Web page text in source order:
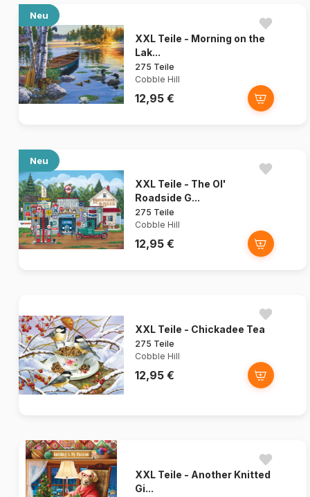
Neu
XXL Teile - Morning on the
Lak...
275 Teile
Cobble Hill
12,95 €
Neu
XXL Teile - The Ol'
Roadside G...
275 Teile
Cobble Hill
12,95 €
XXL Teile - Chickadee Tea
275 Teile
Cobble Hill
12,95 €
XXL Teile - Another Knitted
Gi...